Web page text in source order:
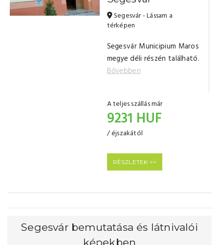
Segesvár - Lássam a
térképen
Segesvár Municipium Maros
megye déli részén található.
Bővebben
A teljes szállás már
9231 HUF
/ éjszakától
RÉSZLETEK >>
Segesvár bemutatása és látnivalói
képekben